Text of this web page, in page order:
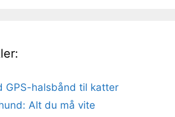
GPS-halsbånd til katter
Alt du må vite